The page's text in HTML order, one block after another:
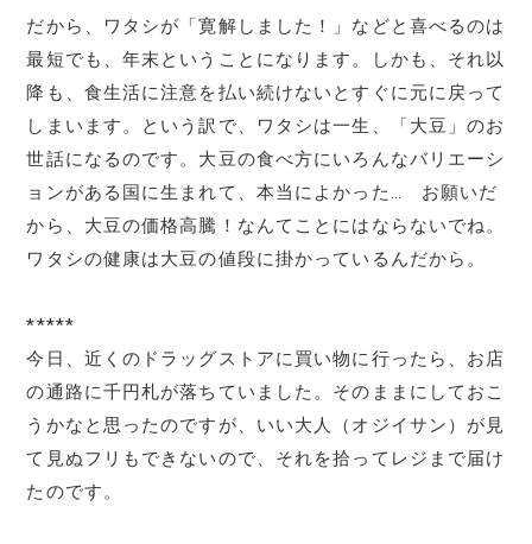
だから、ワタシが「寛解しました！」などと喜べるのは
最短でも、年末ということになります。しかも、それ以
降も、食生活に注意を払い続けないとすぐに元に戻って
しまいます。という訳で、ワタシは一生、「大豆」のお
世話になるのです。大豆の食べ方にいろんなバリエーシ
ョンがある国に生まれて、本当によかった… お願いだ
から、大豆の価格高騰！なんてことにはならないでね。
ワタシの健康は大豆の値段に掛かっているんだから。
*****
今日、近くのドラッグストアに買い物に行ったら、お店
の通路に千円札が落ちていました。そのままにしておこ
うかなと思ったのですが、いい大人（オジイサン）が見
て見ぬフリもできないので、それを拾ってレジまで届け
たのです。